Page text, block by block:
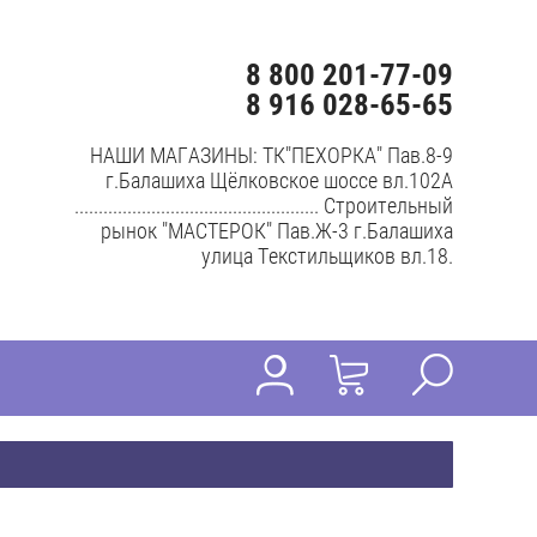
8 800 201-77-09
8 916 028-65-65
НАШИ МАГАЗИНЫ: ТК"ПЕХОРКА" Пав.8-9
г.Балашиха Щёлковское шоссе вл.102А
................................................... Строительный
рынок "МАСТЕРОК" Пав.Ж-3 г.Балашиха
улица Текстильщиков вл.18.